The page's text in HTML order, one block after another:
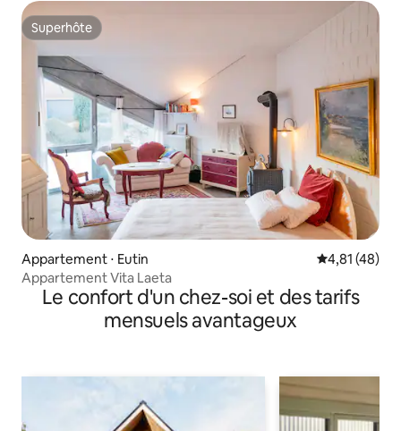
Superhôte
Superhôte
Appartement ⋅ Eutin Évaluation
4,81 (48)
Appartement Vita Laeta
Le confort d'un chez-soi et des tarifs
mensuels avantageux